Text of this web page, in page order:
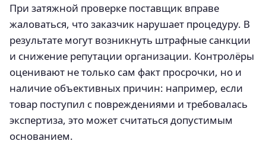
При затяжной проверке поставщик вправе
жаловаться, что заказчик нарушает процедуру. В
результате могут возникнуть штрафные санкции
и снижение репутации организации. Контролёры
оценивают не только сам факт просрочки, но и
наличие объективных причин: например, если
товар поступил с повреждениями и требовалась
экспертиза, это может считаться допустимым
основанием.